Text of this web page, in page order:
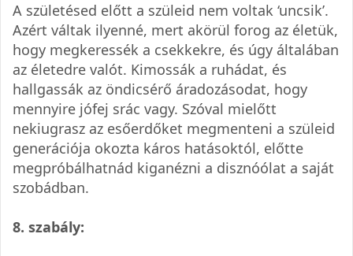
A születésed előtt a szüleid nem voltak ‘uncsik’.
Azért váltak ilyenné, mert akörül forog az életük,
hogy megkeressék a csekkekre, és úgy általában
az életedre valót. Kimossák a ruhádat, és
hallgassák az öndicsérő áradozásodat, hogy
mennyire jófej srác vagy. Szóval mielőtt
nekiugrasz az esőerdőket megmenteni a szüleid
generációja okozta káros hatásoktól, előtte
megpróbálhatnád kiganézni a disznóólat a saját
szobádban.
8. szabály: